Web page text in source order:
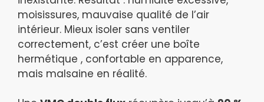
moisissures, mauvaise qualité de l’air
intérieur. Mieux isoler sans ventiler
correctement, c’est créer une boîte
hermétique , confortable en apparence,
mais malsaine en réalité.